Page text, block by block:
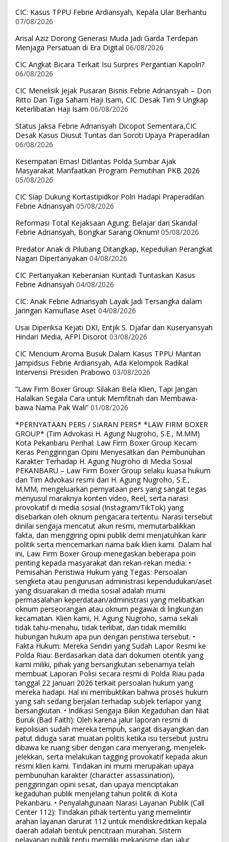
CIC: Kasus TPPU Febrie Ardiansyah, Kepala Ular Berhantu
07/08/2026
Arisal Aziz Dorong Generasi Muda Jadi Garda Terdepan
Menjaga Persatuan di Era Digital 06/08/2026
CIC Angkat Bicara Terkait Isu Surpres Pergantian Kapolri?
06/08/2026
CIC Menelisik Jejak Pusaran Bisnis Febrie Adriansyah – Don
Ritto Dan Tiga Saham Haji Isam, CIC Desak Tim 9 Ungkap
Keterlibatan Haji Isam 06/08/2026
Status Jaksa Febrie Adriansyah Dicopot Sementara,CIC
Desak Kasus Diusut Tuntas dan Soroti Upaya Praperadilan
06/08/2026
Kesempatan Emas! Ditlantas Polda Sumbar Ajak
Masyarakat Manfaatkan Program Pemutihan PKB 2026
05/08/2026
CIC Siap Dukung Kortastipidkor Polri Hadapi Praperadilan
Febrie Adriansyah 05/08/2026
Reformasi Total Kejaksaan Agung: Belajar dari Skandal
Febrie Adriansyah, Bongkar Sarang Oknum! 05/08/2026
Predator Anak di Pilubang Ditangkap, Kepedulian Perangkat
Nagari Dipertanyakan 04/08/2026
CIC Pertanyakan Keberanian Kuntadi Tuntaskan Kasus
Febrie Adriansyah 04/08/2026
CIC: Anak Febrie Adriansyah Layak Jadi Tersangka dalam
Jaringan Kamuflase Aset 04/08/2026
Usai Diperiksa Kejati DKI, Entjik S. Djafar dan Kuseryansyah
Hindari Media, AFPI Disorot 03/08/2026
CIC Mencium Aroma Busuk Dalam Kasus TPPU Mantan
Jampidsus Febrie Ardiansyah, Ada Kelompok Radikal
Intervensi Presiden Prabowo 03/08/2026
“Law Firm Boxer Group: Silakan Bela Klien, Tapi Jangan
Halalkan Segala Cara untuk Memfitnah dan Membawa-
bawa Nama Pak Wali” 01/08/2026
*PERNYATAAN PERS / SIARAN PERS* *LAW FIRM BOXER
GROUP* (Tim Advokasi H. Agung Nugroho, S.E., M.MM)
Kota Pekanbaru Perihal: Law Firm Boxer Group Kecam
Keras Penggiringan Opini Menyesatkan dan Pembunuhan
Karakter Terhadap H. Agung Nugroho di Media Sosial
PEKANBARU – Law Firm Boxer Group selaku kuasa hukum
dan Tim Advokasi resmi dari H. Agung Nugroho, S.E.,
M.MM, mengeluarkan pernyataan pers yang sangat tegas
menyusul maraknya konten video, Reel, serta narasi
provokatif di media sosial (Instagram/TikTok) yang
disebarkan oleh oknum pengacara tertentu. Narasi tersebut
dinilai sengaja mencatut akun resmi, memutarbalikkan
fakta, dan menggiring opini publik demi menjatuhkan karir
politik serta mencemarkan nama baik klien kami. Dalam hal
ini, Law Firm Boxer Group menegaskan beberapa poin
penting kepada masyarakat dan rekan-rekan media: •
Pemisahan Peristiwa Hukum yang Tegas: Persoalan
sengketa atau pengurusan administrasi kependudukan/aset
yang disuarakan di media sosial adalah murni
permasalahan keperdataan/administrasi yang melibatkan
oknum perseorangan atau oknum pegawai di lingkungan
kecamatan. Klien kami, H. Agung Nugroho, sama sekali
tidak tahu-menahu, tidak terlibat, dan tidak memiliki
hubungan hukum apa pun dengan peristiwa tersebut. •
Fakta Hukum: Mereka Sendiri yang Sudah Lapor Resmi ke
Polda Riau: Berdasarkan data dan dokumen otentik yang
kami miliki, pihak yang bersangkutan sebenarnya telah
membuat Laporan Polisi secara resmi di Polda Riau pada
tanggal 22 Januari 2026 terkait persoalan hukum yang
mereka hadapi. Hal ini membuktikan bahwa proses hukum
yang sah sedang berjalan terhadap subjek terlapor yang
bersangkutan. • Indikasi Sengaja Bikin Kegaduhan dan Niat
Buruk (Bad Faith): Oleh karena jalur laporan resmi di
kepolisian sudah mereka tempuh, sangat disayangkan dan
patut diduga sarat muatan politis ketika isu tersebut justru
dibawa ke ruang siber dengan cara menyerang, menjelek-
jelekkan, serta melakukan tagging provokatif kepada akun
resmi klien kami. Tindakan ini murni merupakan upaya
pembunuhan karakter (character assassination),
penggiringan opini sesat, dan upaya menciptakan
kegaduhan publik menjelang tahun politik di Kota
Pekanbaru. • Penyalahgunaan Narasi Layanan Publik (Call
Center 112): Tindakan pihak tertentu yang memelintir
arahan layanan darurat 112 untuk mendiskreditkan kepala
daerah adalah bentuk pencitraan murahan. Sistem
pelayanan publik tentu memiliki mekanisme dan jalur